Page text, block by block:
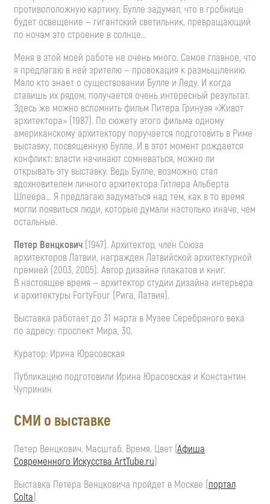
противоположную картину. Булле задумал, что в гробнице
будет освещение — гигантский светильник, превращающий
по ночам это строение в солнце…
Меня в этой моей работе не очень много. Самое главное, что
я предлагаю в ней зрителю — провокация к размышлению.
Мало кто знает о существовании Булле и Леду. И когда
ставишь их рядом, получается очень интересный результат.
Здесь же можно вспомнить фильм Питера Гринуэя «Живот
архитектора» (1987). По сюжету этого фильма одному
американскому архитектору поручается подготовить в Риме
выставку, посвященную Булле. И в этот момент рождается
конфликт: власти начинают сомневаться, можно ли
открывать эту выставку. Ведь Булле, возможно, стал
вдохновителем личного архитектора Гитлера Альберта
Шпеера… Я предлагаю задуматься над тем, как в то время
могли появиться люди, которые думали настолько иначе, чем
остальные.
Петер Венцкович (1947). Архитектор, член Союза
архитекторов Латвии, награжден Латвийской архитектурной
премией (2003, 2005). Автор дизайна плакатов и книг.
В настоящее время — архитектор студии дизайна интерьера
и архитектуры FortyFour (Рига, Латвия).
Выставка работает до 31 марта в Музее Серебряного века
по адресу: проспект Мира, 30.
Куратор: Ирина Юрасовская
Публикацию подготовили Ирина Юрасовская и Константин
Чупринин
СМИ о выставке
Петер Венцкович. Масштаб. Время. Цвет (Афиша
Современного Искусства ArtTube.ru)
Выставка Петера Венцковича пройдет в Москве (портал
Colta)